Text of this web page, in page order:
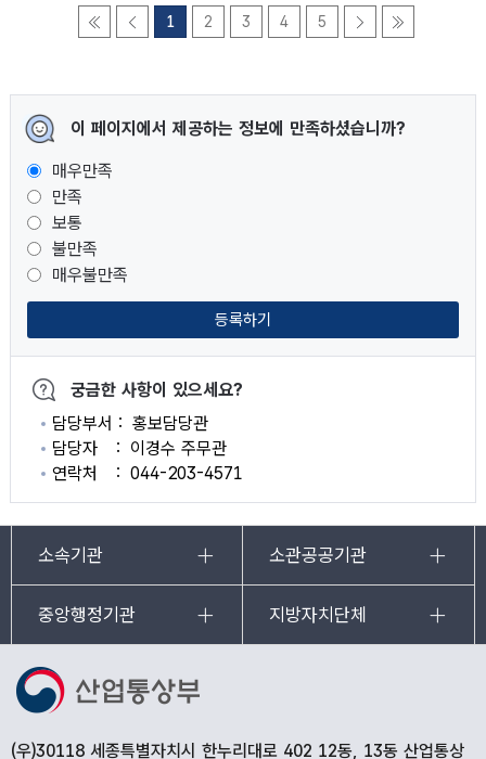
1 2 3 4 5
이 페이지에서 제공하는 정보에 만족하셨습니까?
매우만족
만족
보통
불만족
매우불만족
등록하기
궁금한 사항이 있으세요?
담당부서
홍보담당관
담당자
이경수 주무관
연락처
044-203-4571
소속기관 소관공공기관
중앙행정기관 지방자치단체
(우)30118 세종특별자치시 한누리대로 402 12동, 13동 산업통상